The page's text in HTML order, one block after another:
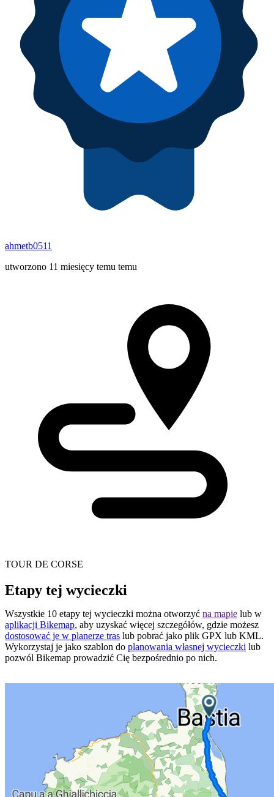
ahmetb0511
utworzono 11 miesięcy temu temu
TOUR DE CORSE
Etapy tej wycieczki
Wszystkie 10 etapy tej wycieczki można otworzyć na mapie lub w
aplikacji Bikemap, aby uzyskać więcej szczegółów, gdzie możesz
dostosować je w planerze tras lub pobrać jako plik GPX lub KML.
Wykorzystaj je jako szablon do planowania własnej wycieczki lub
pozwól Bikemap prowadzić Cię bezpośrednio po nich.